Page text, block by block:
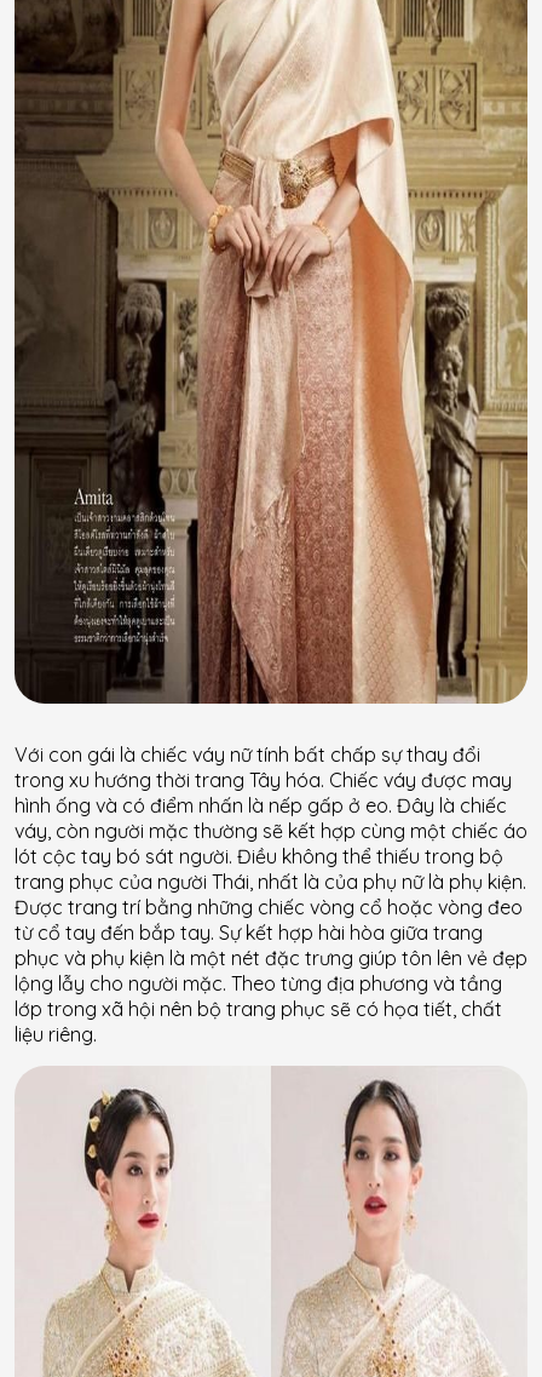
Với con gái là chiếc váy nữ tính bất chấp sự thay đổi
trong xu hướng thời trang Tây hóa. Chiếc váy được may
hình ống và có điểm nhấn là nếp gấp ở eo. Đây là chiếc
váy, còn người mặc thường sẽ kết hợp cùng một chiếc áo
lót cộc tay bó sát người. Điều không thể thiếu trong bộ
trang phục của người Thái, nhất là của phụ nữ là phụ kiện.
Được trang trí bằng những chiếc vòng cổ hoặc vòng đeo
từ cổ tay đến bắp tay. Sự kết hợp hài hòa giữa trang
phục và phụ kiện là một nét đặc trưng giúp tôn lên vẻ đẹp
lộng lẫy cho người mặc. Theo từng địa phương và tầng
lớp trong xã hội nên bộ trang phục sẽ có họa tiết, chất
liệu riêng.